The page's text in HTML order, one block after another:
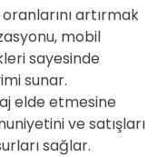
artırmak
mobil
sayesinde
sunar.
elde etmesine
ve satışları
sağlar.